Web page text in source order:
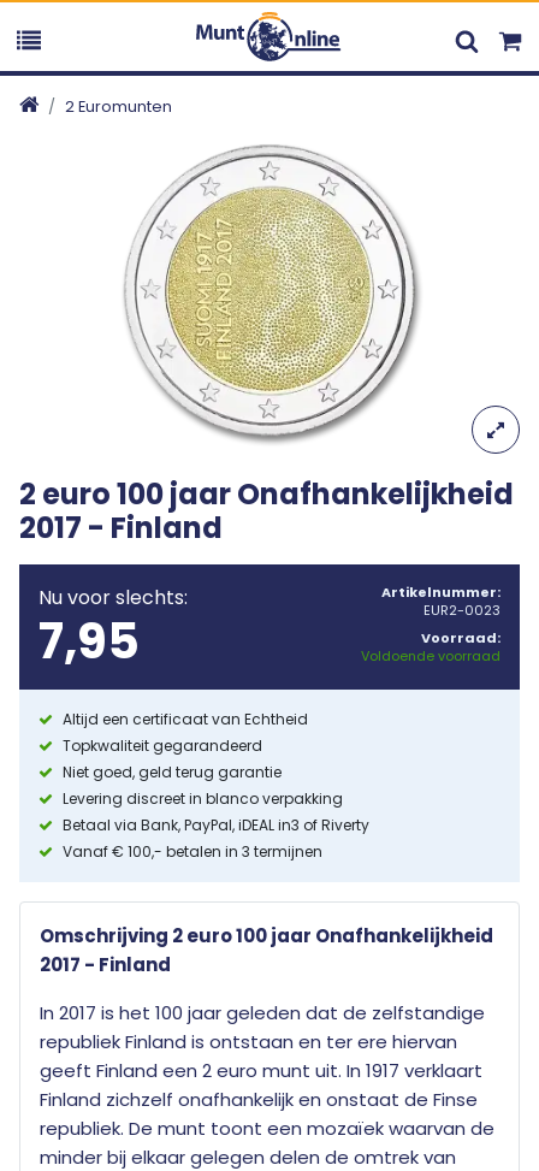
2 Euromunten
2 euro 100 jaar Onafhankelijkheid
2017 - Finland
Nu voor slechts:
7,95
Artikelnummer:
EUR2-0023
Voorraad:
Voldoende voorraad
Altijd een certificaat van Echtheid
Topkwaliteit gegarandeerd
Niet goed, geld terug garantie
Levering discreet in blanco verpakking
Betaal via Bank, PayPal, iDEAL in3 of Riverty
Vanaf € 100,- betalen in 3 termijnen
Omschrijving 2 euro 100 jaar Onafhankelijkheid
2017 - Finland
In 2017 is het 100 jaar geleden dat de zelfstandige
republiek Finland is ontstaan en ter ere hiervan
geeft Finland een 2 euro munt uit. In 1917 verklaart
Finland zichzelf onafhankelijk en onstaat de Finse
republiek. De munt toont een mozaïek waarvan de
minder bij elkaar gelegen delen de omtrek van